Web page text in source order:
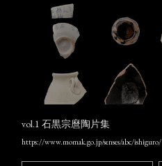
vol.1 石黒宗麿陶片集
https://www.momak.go.jp/senses/abc/ishiguro/